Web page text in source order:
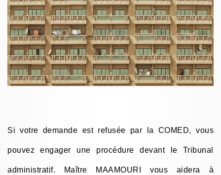
Si votre demande est refusée par la COMED, vous
pouvez engager une procédure devant le Tribunal
administratif. Maître MAAMOURI vous aidera à